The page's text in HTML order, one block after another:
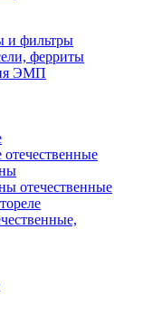
и фильтры
ферриты
ЭМП
отечественные